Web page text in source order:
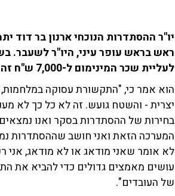
יו"ר ההסתדרות הנוכחי ארנון בר
ראש בראש עופר עיני, היו"ר לשעבר.
לעליית שכר המינימום ל-7,000 ש"ח זהו צעד פופליסטי שמציג מצג שווא.
הוא אמר כי, "התקשורת עסוקה
יצרית - והשטח גועש. זה לא כל כך לא
בחירות של ההסתדרות בסקר ואנו
המערכה הזאת ואני חושב שההסתדרות
לא אומר שאני מודאג או לא מודאג, אני
עושים מאמצים גדולים כדי להביא את
של העובדים".